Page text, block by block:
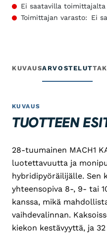
Ei saatavilla toimittajalta
Toimittajan varasto:
Ei
KUVAUSARVOSTELUT
KUVAUS
TUOTTEEN
28-tuumainen MACH1
luotettavuutta ja
hybridipyöräilijälle. Sen
yhteensopiva 8-, 9- tai
kanssa, mikä
vaihdevalinnan.
kiekon kestävyyttä, ja